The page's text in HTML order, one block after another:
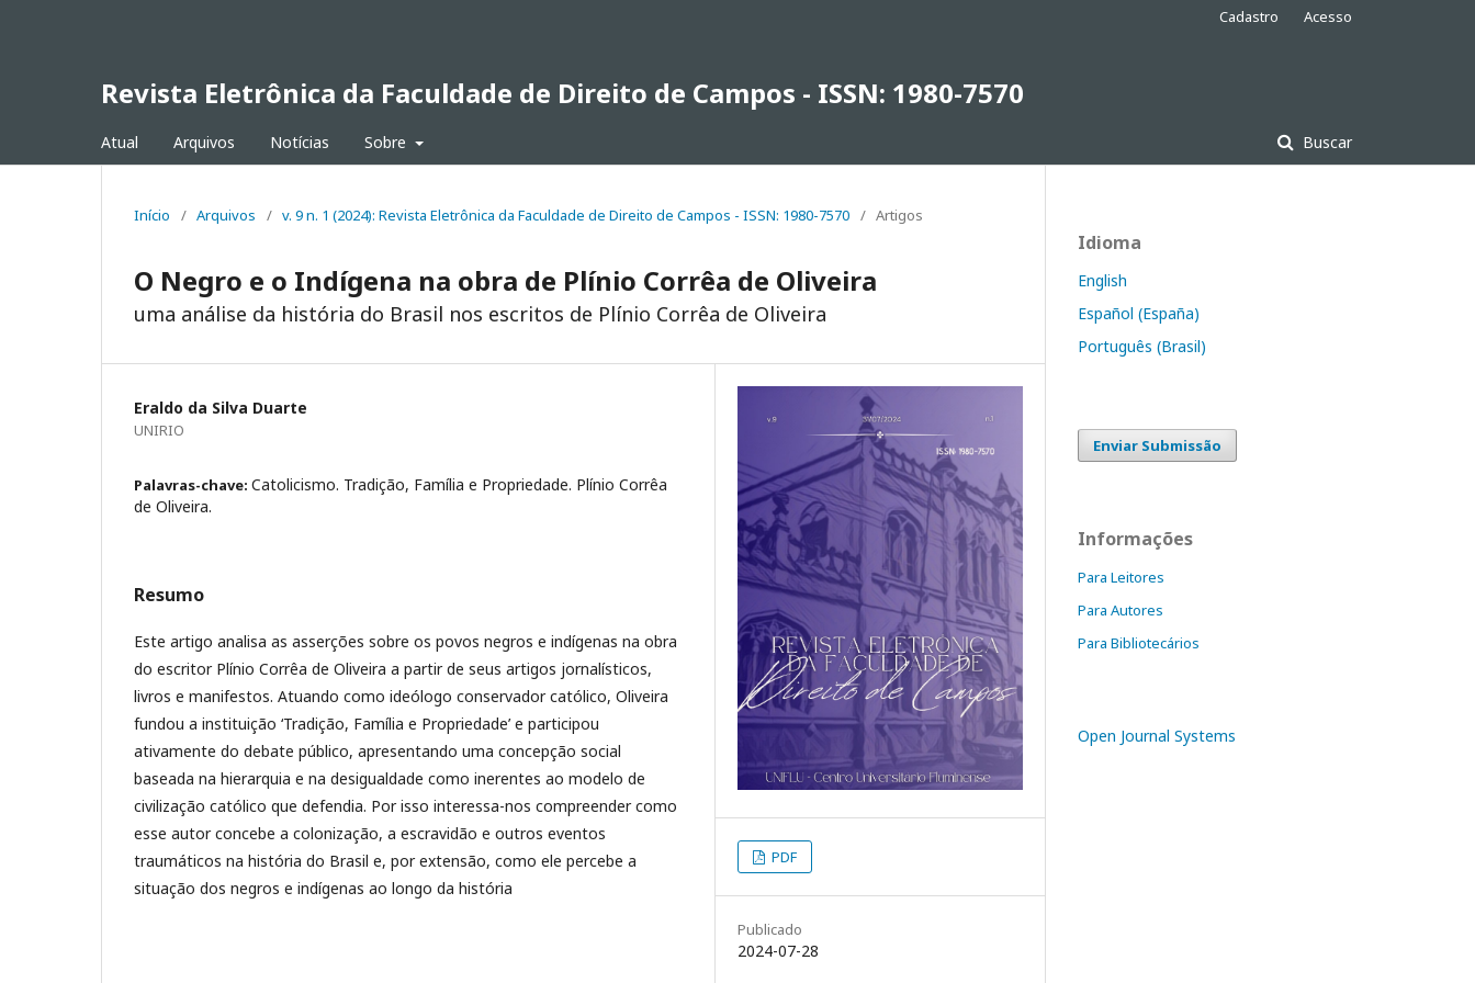
Revista Eletrônica da Faculdade de Direito de Campos - ISSN: 1980-7570
Atual Arquivos Notícias Sobre Buscar
Cadastro Acesso
Início / Arquivos / v. 9 n. 1 (2024): Revista Eletrônica da Faculdade de Direito de Campos - ISSN: 1980-7570 / Artigos
O Negro e o Indígena na obra de Plínio Corrêa de Oliveira
uma análise da história do Brasil nos escritos de Plínio Corrêa de Oliveira
Eraldo da Silva Duarte
UNIRIO
Palavras-chave: Catolicismo. Tradição, Família e Propriedade. Plínio Corrêa
de Oliveira.
Resumo
Este artigo analisa as asserções sobre os povos negros e indígenas na obra
do escritor Plínio Corrêa de Oliveira a partir de seus artigos jornalísticos,
livros e manifestos. Atuando como ideólogo conservador católico, Oliveira
fundou a instituição ‘Tradição, Família e Propriedade’ e participou
ativamente do debate público, apresentando uma concepção social
baseada na hierarquia e na desigualdade como inerentes ao modelo de
civilização católico que defendia. Por isso interessa-nos compreender como
esse autor concebe a colonização, a escravidão e outros eventos
traumáticos na história do Brasil e, por extensão, como ele percebe a
situação dos negros e indígenas ao longo da história
PDF
Publicado
2024-07-28
Idioma
English
Español (España)
Português (Brasil)
Enviar Submissão
Informações
Para Leitores
Para Autores
Para Bibliotecários
Open Journal Systems